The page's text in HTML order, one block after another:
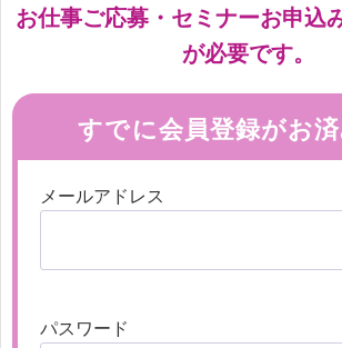
お仕事ご応募・セミナーお申込
が必要です。
すでに会員登録がお
メールアドレス
パスワード